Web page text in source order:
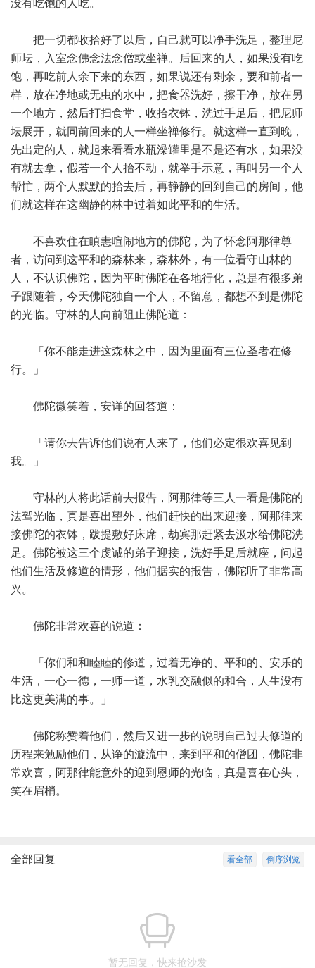
没有吃饱的人吃。
把一切都收拾好了以后，自己就可以净手洗足，整理尼
师坛，入室念佛念法念僧或坐禅。后回来的人，如果没有吃
饱，再吃前人余下来的东西，如果说还有剩余，要和前者一
样，放在净地或无虫的水中，把食器洗好，擦干净，放在另
一个地方，然后打扫食堂，收拾衣钵，洗过手足后，把尼师
坛展开，就同前回来的人一样坐禅修行。就这样一直到晚，
先出定的人，就起来看看水瓶澡罐里是不是还有水，如果没
有就去拿，假若一个人抬不动，就举手示意，再叫另一个人
帮忙，两个人默默的抬去后，再静静的回到自己的房间，他
们就这样在这幽静的林中过着如此平和的生活。
不喜欢住在瞋恚喧闹地方的佛陀，为了怀念阿那律尊
者，访问到这平和的森林来，森林外，有一位看守山林的
人，不认识佛陀，因为平时佛陀在各地行化，总是有很多弟
子跟随着，今天佛陀独自一个人，不留意，都想不到是佛陀
的光临。守林的人向前阻止佛陀道：
「你不能走进这森林之中，因为里面有三位圣者在修
行。」
佛陀微笑着，安详的回答道：
「请你去告诉他们说有人来了，他们必定很欢喜见到
我。」
守林的人将此话前去报告，阿那律等三人一看是佛陀的
法驾光临，真是喜出望外，他们赶快的出来迎接，阿那律来
接佛陀的衣钵，跋提敷好床席，劫宾那赶紧去汲水给佛陀洗
足。佛陀被这三个虔诚的弟子迎接，洗好手足后就座，问起
他们生活及修道的情形，他们据实的报告，佛陀听了非常高
兴。
佛陀非常欢喜的说道：
「你们和和睦睦的修道，过着无诤的、平和的、安乐的
生活，一心一德，一师一道，水乳交融似的和合，人生没有
比这更美满的事。」
佛陀称赞着他们，然后又进一步的说明自己过去修道的
历程来勉励他们，从诤的漩流中，来到平和的僧团，佛陀非
常欢喜，阿那律能意外的迎到恩师的光临，真是喜在心头，
笑在眉梢。
倒序浏览
看全部
全部回复
暂无回复，快来抢沙发